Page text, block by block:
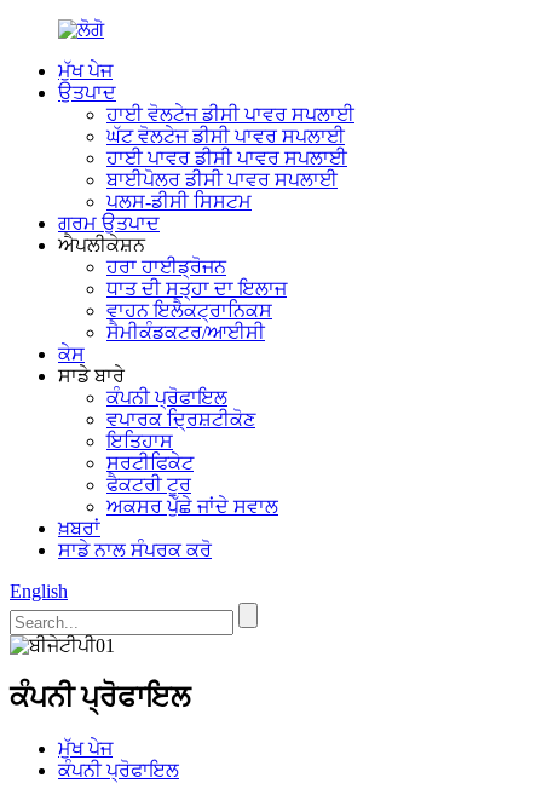
ਮੁੱਖ ਪੇਜ
ਉਤਪਾਦ
ਹਾਈ ਵੋਲਟੇਜ ਡੀਸੀ ਪਾਵਰ ਸਪਲਾਈ
ਘੱਟ ਵੋਲਟੇਜ ਡੀਸੀ ਪਾਵਰ ਸਪਲਾਈ
ਹਾਈ ਪਾਵਰ ਡੀਸੀ ਪਾਵਰ ਸਪਲਾਈ
ਬਾਈਪੋਲਰ ਡੀਸੀ ਪਾਵਰ ਸਪਲਾਈ
ਪਲਸ-ਡੀਸੀ ਸਿਸਟਮ
ਗਰਮ ਉਤਪਾਦ
ਐਪਲੀਕੇਸ਼ਨ
ਹਰਾ ਹਾਈਡ੍ਰੋਜਨ
ਧਾਤ ਦੀ ਸਤ੍ਹਾ ਦਾ ਇਲਾਜ
ਵਾਹਨ ਇਲੈਕਟ੍ਰਾਨਿਕਸ
ਸੈਮੀਕੰਡਕਟਰ/ਆਈਸੀ
ਕੇਸ
ਸਾਡੇ ਬਾਰੇ
ਕੰਪਨੀ ਪ੍ਰੋਫਾਇਲ
ਵਪਾਰਕ ਦ੍ਰਿਸ਼ਟੀਕੋਣ
ਇਤਿਹਾਸ
ਸਰਟੀਫਿਕੇਟ
ਫੈਕਟਰੀ ਟੂਰ
ਅਕਸਰ ਪੁੱਛੇ ਜਾਂਦੇ ਸਵਾਲ
ਖ਼ਬਰਾਂ
ਸਾਡੇ ਨਾਲ ਸੰਪਰਕ ਕਰੋ
English
ਕੰਪਨੀ ਪ੍ਰੋਫਾਇਲ
ਮੁੱਖ ਪੇਜ
ਕੰਪਨੀ ਪ੍ਰੋਫਾਇਲ